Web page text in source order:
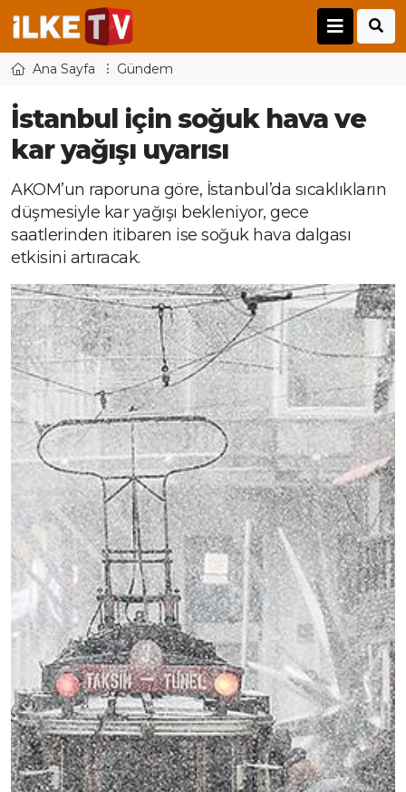
Ana Sayfa Gündem
İstanbul için soğuk hava ve
kar yağışı uyarısı
AKOM’un raporuna göre, İstanbul’da sıcaklıkların
düşmesiyle kar yağışı bekleniyor, gece
saatlerinden itibaren ise soğuk hava dalgası
etkisini artıracak.